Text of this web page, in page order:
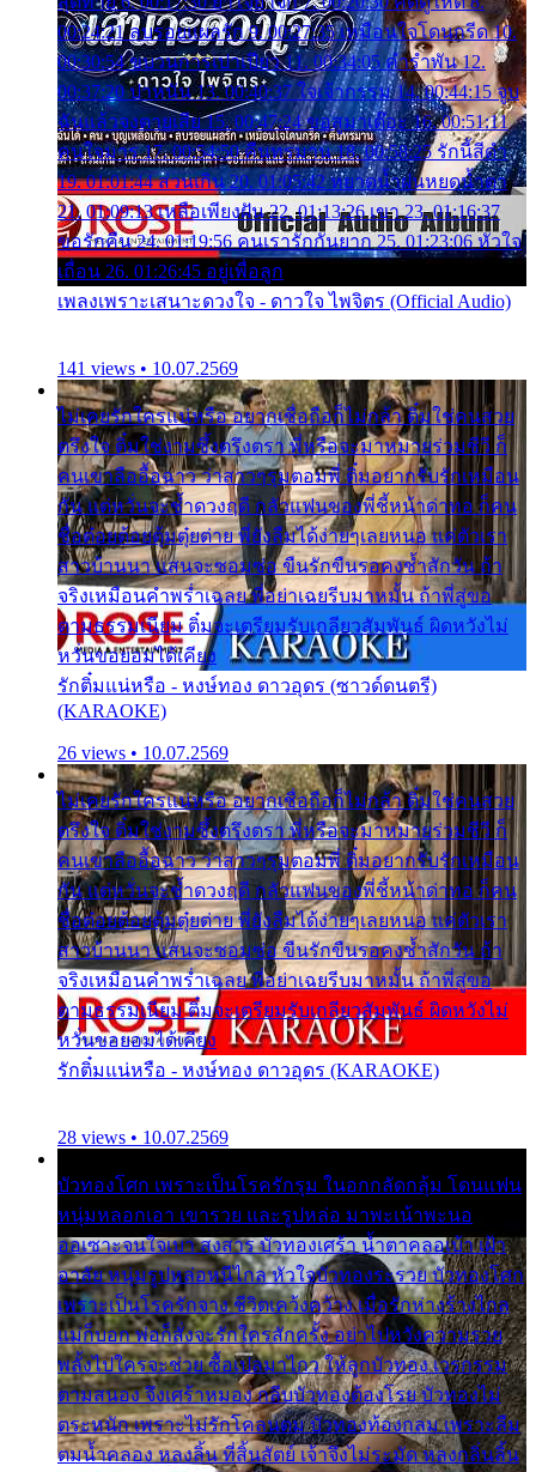
00:24:21 ลบรอยแผลรัก 9. 00:27:35 เหมือนใจโดนกรีด 10.
00:30:54 ขบวนการเปาเปียว 11. 00:34:05 คำรำพัน 12.
00:37:20 ปาหนัน 13. 00:40:37 ใจเจ้ากรรม 14. 00:44:15 จูบ
ฉันแล้วจงตายเสีย 15. 00:47:24 ขอสูมาเต๊อะ 16. 00:51:11
คนใจมาร 17. 00:54:50 คืนทรมาน 18. 00:58:25 รักนี้สีดำ
19. 01:01:44 ส่วนเกิน 20. 01:05:42 หยาดน้ำฝนหยดน้ำตา
21. 01:09:13 เหลือเพียงฝัน 22. 01:13:26 เขา 23. 01:16:37
ขอรักคืน 24. 01:19:56 คนเรารักกันยาก 25. 01:23:06 หัวใจ
เถื่อน 26. 01:26:45 อยู่เพื่อลูก
เพลงเพราะเสนาะดวงใจ - ดาวใจ ไพจิตร (Official Audio)
141 views • 10.07.2569
ไม่เคยรักใครแน่หรือ อยากเชื่อถือก็ไม่กล้า ติ๋มใช่คนสวย
ตรึงใจ ติ๋มใช่งามซึ้งตรึงตรา พี่หรือจะมาหมายร่วมชีวี ก็
คนเขาลืออื้อฉาว ว่าสาวๆรุมตอมพี่ ติ๋มอยากรับรักเหมือน
กัน แต่หวั่นจะช้ำดวงฤดี กลัวแฟนของพี่ชี้หน้าด่าทอ ก็คน
ชื่อต๋อยต้อยตุ้มตุ๋ยต่าย พี่ยังลืมได้ง่ายๆเลยหนอ แค่ตัวเรา
สาวบ้านนา แสนจะซอมซ่อ ขืนรักขืนรอคงช้ำสักวัน ถ้า
จริงเหมือนคำพร่ำเฉลย พี่อย่าเฉยรีบมาหมั้น ถ้าพี่สู่ขอ
ตามธรรมเนียม ติ๋มจะเตรียมรับเกลียวสัมพันธ์ ผิดหวังไม่
หวั่นขอยอมได้เคียง
รักติ๋มแน่หรือ - หงษ์ทอง ดาวอุดร (ซาวด์ดนตรี)
(KARAOKE)
26 views • 10.07.2569
ไม่เคยรักใครแน่หรือ อยากเชื่อถือก็ไม่กล้า ติ๋มใช่คนสวย
ตรึงใจ ติ๋มใช่งามซึ้งตรึงตรา พี่หรือจะมาหมายร่วมชีวี ก็
คนเขาลืออื้อฉาว ว่าสาวๆรุมตอมพี่ ติ๋มอยากรับรักเหมือน
กัน แต่หวั่นจะช้ำดวงฤดี กลัวแฟนของพี่ชี้หน้าด่าทอ ก็คน
ชื่อต๋อยต้อยตุ้มตุ๋ยต่าย พี่ยังลืมได้ง่ายๆเลยหนอ แค่ตัวเรา
สาวบ้านนา แสนจะซอมซ่อ ขืนรักขืนรอคงช้ำสักวัน ถ้า
จริงเหมือนคำพร่ำเฉลย พี่อย่าเฉยรีบมาหมั้น ถ้าพี่สู่ขอ
ตามธรรมเนียม ติ๋มจะเตรียมรับเกลียวสัมพันธ์ ผิดหวังไม่
หวั่นขอยอมได้เคียง
รักติ๋มแน่หรือ - หงษ์ทอง ดาวอุดร (KARAOKE)
28 views • 10.07.2569
บัวทองโศก เพราะเป็นโรครักรุม ในอกกลัดกลุ้ม โดนแฟน
หนุ่มหลอกเอา เขารวย และรูปหล่อ มาพะเน้าพะนอ
ออเซาะจนใจเบา สงสาร บัวทองเศร้า น้ำตาคลอเบ้า เฝ้า
อาลัย หนุ่มรูปหล่อหนีไกล หัวใจบัวทองระรวย บัวทองโศก
เพราะเป็นโรครักจาง ชีวิตเคว้งคว้าง เมื่อรักห่างร้างไกล
แม่ก็บอก พ่อก็สั่งจะรักใครสักครั้ง อย่าไปหวังความรวย
พลั้งไปใครจะช่วย ซื้อเปลมาไกว ให้ลูกบัวทอง เวรกรรม
ตามสนอง จึงเศร้าหมอง กลีบบัวทองต้องโรย บัวทองไม่
ตระหนัก เพราะไม่รักโคลนตม บัวทองท้องกลม เพราะลืม
ตมน้ำคลอง หลงลิ้น ที่สิ้นสัตย์ เจ้าจึงไม่ระมัด หลงกลิ่นลิ้น